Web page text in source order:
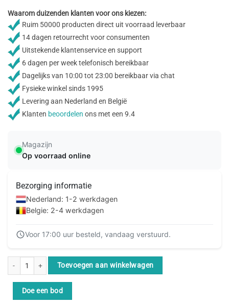
Waarom duizenden klanten voor ons kiezen:
Ruim 50000 producten direct uit voorraad leverbaar
14 dagen retourrecht voor consumenten
Uitstekende klantenservice en support
6 dagen per week telefonisch bereikbaar
Dagelijks van 10:00 tot 23:00 bereikbaar via chat
Fysieke winkel sinds 1995
Levering aan Nederland en België
Klanten beoordelen ons met een 9.4
Magazijn
Op voorraad online
Bezorging informatie
Nederland: 1-2 werkdagen
Belgie: 2-4 werkdagen
Voor 17:00 uur besteld, vandaag verstuurd.
Lindy 36886 USB-kabel USB 2.0 1 m USB A USB C 0,48 Gbit/s Zwart, Grijs
Toevoegen aan winkelwagen
Doe een bod